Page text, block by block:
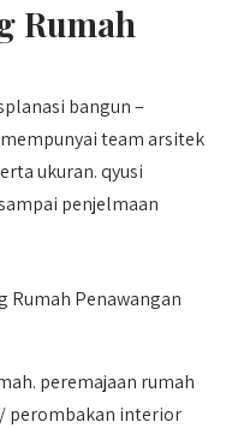
Rumah
bangun –
team arsitek
ukuran. qyusi
penjelmaan
peremajaan rumah
perombakan interior